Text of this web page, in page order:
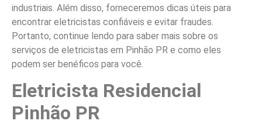
industriais. Além disso, forneceremos dicas úteis para
encontrar eletricistas confiáveis e evitar fraudes.
Portanto, continue lendo para saber mais sobre os
serviços de eletricistas em Pinhão PR e como eles
podem ser benéficos para você.
Eletricista Residencial
Pinhão PR